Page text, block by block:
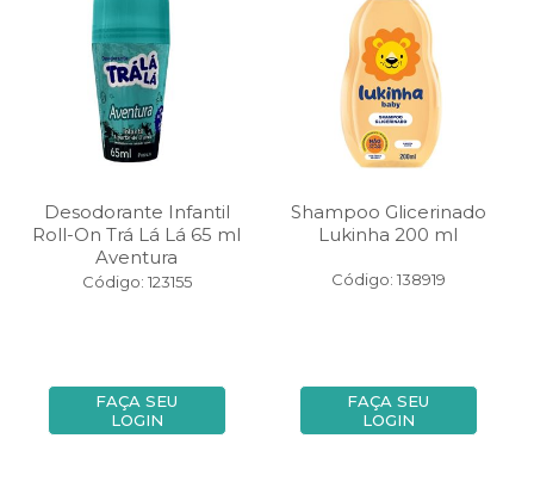
Desodorante Infantil
Roll-On Trá Lá Lá 65 ml
Aventura
Código: 123155
FAÇA SEU
LOGIN
Shampoo Glicerinado
Lukinha 200 ml
Código: 138919
FAÇA SEU
LOGIN